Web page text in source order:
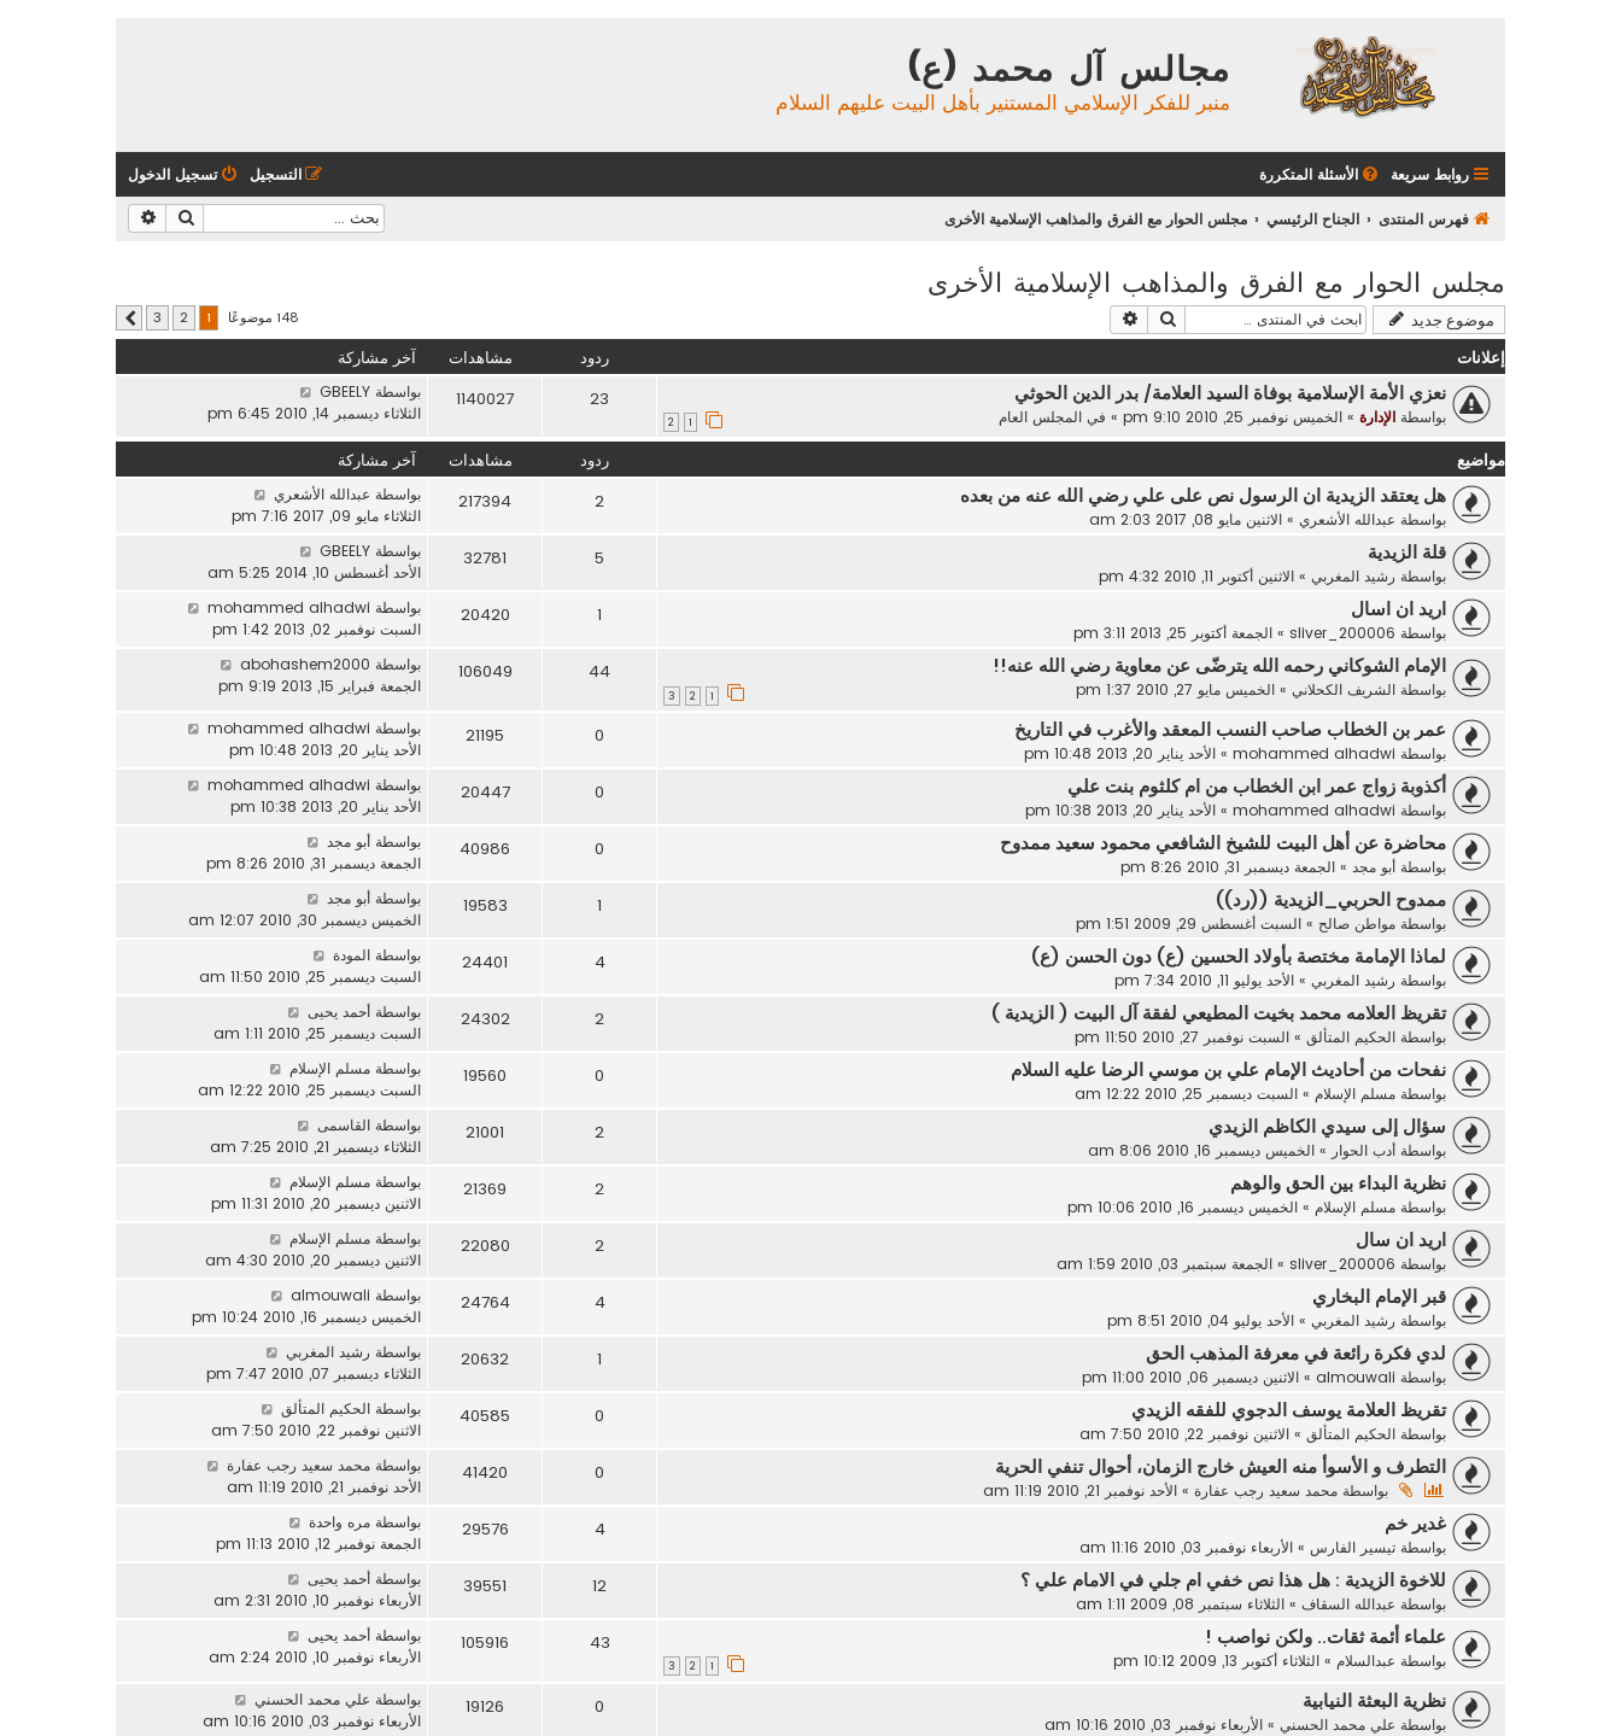
مجالس آل محمد (ع)
منبر للفكر الإسلامي المستنير بأهل البيت عليهم السلام
روابط سريعة الأسئلة المتكررة تسجيل الدخول التسجيل
فهرس المنتدى الجناح الرئيسي مجلس الحوار مع الفرق والمذاهب الإسلامية الأخرى بحث
مجلس الحوار مع الفرق والمذاهب الإسلامية الأخرى
موضوع جديد بحث 148 موضوعًا 1
2
3 التالي
إعلانات ردود مشاهدات آخر مشاركة
نعزي الأمة الإسلامية بوفاة السيد العلامة/ بدر الدين الحوثي
بواسطة الإدارة » الخميس نوفمبر 25, 2010 9:10 pm » في المجلس العام 1
2
23
1140027 بواسطة GBEELY
الثلاثاء ديسمبر 14, 2010 6:45 pm
مواضيع ردود مشاهدات آخر مشاركة
هل يعتقد الزيدية ان الرسول نص على علي رضي الله عنه من بعده
بواسطة عبدالله الأشعري » الاثنين مايو 08, 2017 2:03 am
2
217394 بواسطة عبدالله الأشعري
الثلاثاء مايو 09, 2017 7:16 pm
قلة الزيدية
بواسطة رشيد المغربي » الاثنين أكتوبر 11, 2010 4:32 pm
5
32781 بواسطة GBEELY
الأحد أغسطس 10, 2014 5:25 am
اريد ان اسال
بواسطة sliver_200006
» الجمعة أكتوبر 25, 2013 3:11 pm
1
20420 بواسطة mohammed alhadwi
السبت نوفمبر 02, 2013 1:42 pm
الإمام الشوكاني رحمه الله يترضّى عن معاوية رضي الله عنه!!
بواسطة الشريف الكحلاني » الخميس مايو 27, 2010 1:37 pm 1
2
3
44
106049 بواسطة abohashem2000
الجمعة فبراير 15, 2013 9:19 pm
عمر بن الخطاب صاحب النسب المعقد والأغرب في التاريخ
بواسطة mohammed alhadwi
» الأحد يناير 20, 2013 10:48 pm
0
21195 بواسطة mohammed alhadwi
الأحد يناير 20, 2013 10:48 pm
أكذوبة زواج عمر ابن الخطاب من ام كلثوم بنت علي
بواسطة mohammed alhadwi
» الأحد يناير 20, 2013 10:38 pm
0
20447 بواسطة mohammed alhadwi
الأحد يناير 20, 2013 10:38 pm
محاضرة عن أهل البيت للشيخ الشافعي محمود سعيد ممدوح
بواسطة أبو مجد » الجمعة ديسمبر 31, 2010 8:26 pm
0
40986 بواسطة أبو مجد
الجمعة ديسمبر 31, 2010 8:26 pm
ممدوح الحربي_الزيدية ((رد))
بواسطة مواطن صالح » السبت أغسطس 29, 2009 1:51 pm
1
19583 بواسطة أبو مجد
الخميس ديسمبر 30, 2010 12:07 am
لماذا الإمامة مختصة بأولاد الحسين (ع) دون الحسن (ع)
بواسطة رشيد المغربي » الأحد يوليو 11, 2010 7:34 pm
4
24401 بواسطة المودة
السبت ديسمبر 25, 2010 11:50 am
تقريظ العلامه محمد بخيت المطيعي لفقة آل البيت ( الزيدية )
بواسطة الحكيم المتألق » السبت نوفمبر 27, 2010 11:50 pm
2
24302 بواسطة أحمد يحيى
السبت ديسمبر 25, 2010 1:11 am
نفحات من أحاديث الإمام علي بن موسي الرضا عليه السلام
بواسطة مسلم الإسلام » السبت ديسمبر 25, 2010 12:22 am
0
19560 بواسطة مسلم الإسلام
السبت ديسمبر 25, 2010 12:22 am
سؤال إلى سيدي الكاظم الزيدي
بواسطة أدب الحوار » الخميس ديسمبر 16, 2010 8:06 am
2
21001 بواسطة القاسمى
الثلاثاء ديسمبر 21, 2010 7:25 am
نظرية البداء بين الحق والوهم
بواسطة مسلم الإسلام » الخميس ديسمبر 16, 2010 10:06 pm
2
21369 بواسطة مسلم الإسلام
الاثنين ديسمبر 20, 2010 11:31 pm
اريد ان سال
بواسطة sliver_200006
» الجمعة سبتمبر 03, 2010 1:59 am
2
22080 بواسطة مسلم الإسلام
الاثنين ديسمبر 20, 2010 4:30 am
قبر الإمام البخاري
بواسطة رشيد المغربي » الأحد يوليو 04, 2010 8:51 pm
4
24764 بواسطة almouwali
الخميس ديسمبر 16, 2010 10:24 pm
لدي فكرة رائعة في معرفة المذهب الحق
بواسطة almouwali
» الاثنين ديسمبر 06, 2010 11:00 pm
1
20632 بواسطة رشيد المغربي
الثلاثاء ديسمبر 07, 2010 7:47 pm
تقريظ العلامة يوسف الدجوي للفقه الزيدي
بواسطة الحكيم المتألق » الاثنين نوفمبر 22, 2010 7:50 am
0
40585 بواسطة الحكيم المتألق
الاثنين نوفمبر 22, 2010 7:50 am
التطرف و الأسوأ منه العيش خارج الزمان، أحوال تنفي الحرية
بواسطة محمد سعيد رجب عفارة » الأحد نوفمبر 21, 2010 11:19 am
0
41420 بواسطة محمد سعيد رجب عفارة
الأحد نوفمبر 21, 2010 11:19 am
غدير خم
بواسطة تيسير الفارس » الأربعاء نوفمبر 03, 2010 11:16 am
4
29576 بواسطة مره واحدة
الجمعة نوفمبر 12, 2010 11:13 pm
للاخوة الزيدية : هل هذا نص خفي ام جلي في الامام علي ؟
بواسطة عبدالله السقاف » الثلاثاء سبتمبر 08, 2009 1:11 am
12
39551 بواسطة أحمد يحيى
الأربعاء نوفمبر 10, 2010 2:31 am
علماء أئمة ثقات.. ولكن نواصب !
بواسطة عبدالسلام » الثلاثاء أكتوبر 13, 2009 10:12 pm 1
2
3
43
105916 بواسطة أحمد يحيى
الأربعاء نوفمبر 10, 2010 2:24 am
نظرية البعثة النيابية
بواسطة علي محمد الحسني » الأربعاء نوفمبر 03, 2010 10:16 am
0
19126 بواسطة علي محمد الحسني
الأربعاء نوفمبر 03, 2010 10:16 am